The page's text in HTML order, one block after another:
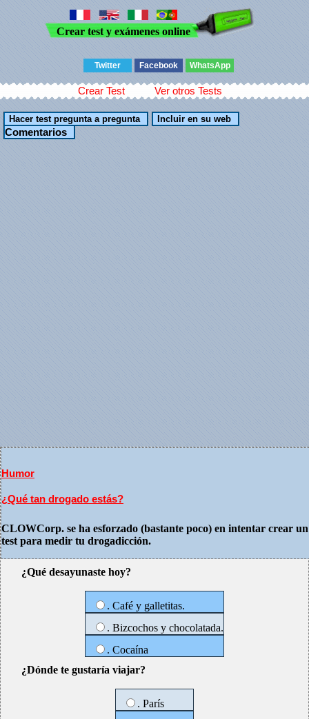
Crear test y exámenes online
Twitter Facebook WhatsApp
Crear Test Ver otros Tests
Comentarios
Humor
¿Qué tan drogado estás?
CLOWCorp. se ha esforzado (bastante poco) en intentar crear un
test para medir tu drogadicción.
¿Qué desayunaste hoy?
. Café y galletitas.
. Bizcochos y chocolatada.
. Cocaína
¿Dónde te gustaría viajar?
. París